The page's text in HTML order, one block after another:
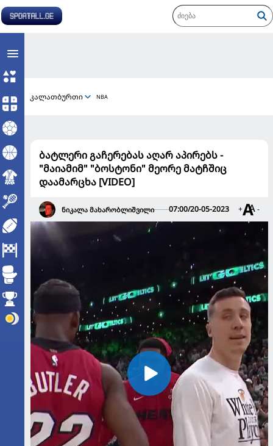
კალათბურთი NBA
ბატლერი გაჩერებას აღარ აპირებს -
"მაიამიმ" "ბოსტონი" მეორე მატჩშიც
დაამარცხა [VIDEO]
ნიკალა მახარობლიშვილი 07:00/20-05-2023 + -